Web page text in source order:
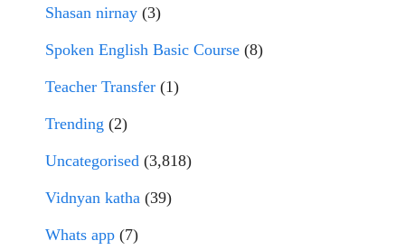
Shasan nirnay (3)
Spoken English Basic Course (8)
Teacher Transfer (1)
Trending (2)
Uncategorised (3,818)
Vidnyan katha (39)
Whats app (7)